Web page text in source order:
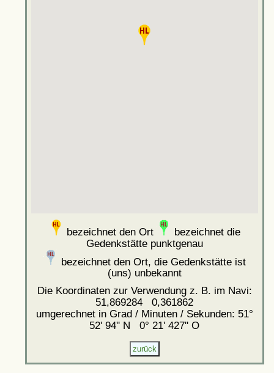
bezeichnet den Ort
bezeichnet die
Gedenkstätte punktgenau
bezeichnet den Ort, die Gedenkstätte ist
(uns) unbekannt
Die Koordinaten zur Verwendung z. B. im Navi:
51,869284 0,361862
umgerechnet in Grad / Minuten / Sekunden: 51°
52' 94'' N 0° 21' 427'' O